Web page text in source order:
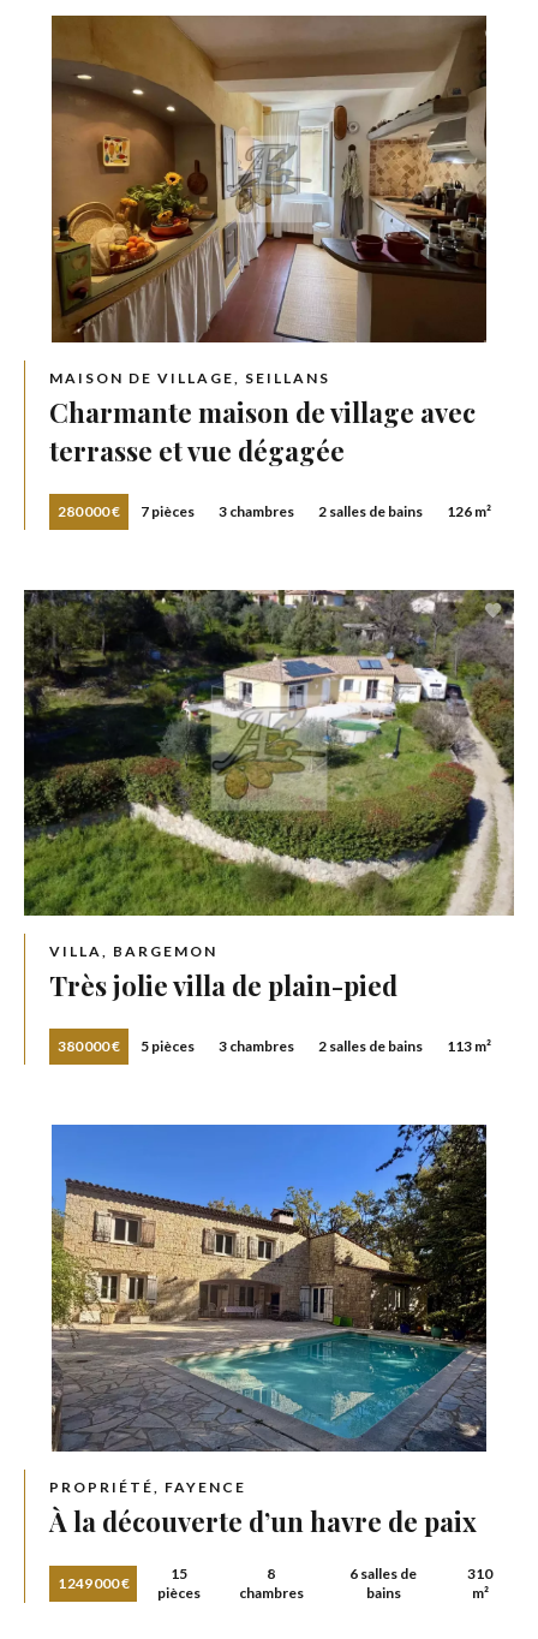
MAISON DE VILLAGE, SEILLANS
Charmante maison de village avec
terrasse et vue dégagée
280 000 € 7 pièces 3 chambres 2 salles de bains 126 m²
VILLA, BARGEMON
Très jolie villa de plain-pied
380 000 € 5 pièces 3 chambres 2 salles de bains 113 m²
PROPRIÉTÉ, FAYENCE
À la découverte d’un havre de paix
1 249 000 €
15
pièces
8
chambres
6 salles de
bains
310
m²